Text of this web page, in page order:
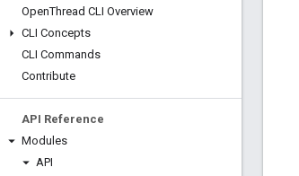
OpenThread CLI Overview
CLI Concepts
CLI Commands
Contribute
API Reference
Modules
API